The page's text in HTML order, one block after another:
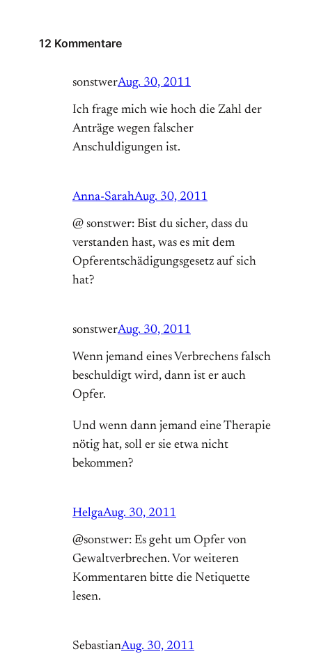
12 Kommentare
sonstwerAug. 30, 2011
Ich frage mich wie hoch die Zahl der
Anträge wegen falscher
Anschuldigungen ist.
Anna-SarahAug. 30, 2011
@ sonstwer: Bist du sicher, dass du
verstanden hast, was es mit dem
Opferentschädigungsgesetz auf sich
hat?
sonstwerAug. 30, 2011
Wenn jemand eines Verbrechens falsch
beschuldigt wird, dann ist er auch
Opfer.
Und wenn dann jemand eine Therapie
nötig hat, soll er sie etwa nicht
bekommen?
HelgaAug. 30, 2011
@sonstwer: Es geht um Opfer von
Gewaltverbrechen. Vor weiteren
Kommentaren bitte die Netiquette
lesen.
SebastianAug. 30, 2011